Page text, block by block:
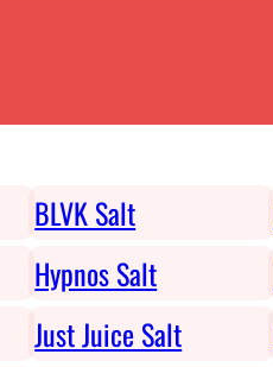
BLVK Salt
Hypnos Salt
Just Juice Salt